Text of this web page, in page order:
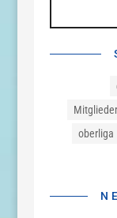
oberliga